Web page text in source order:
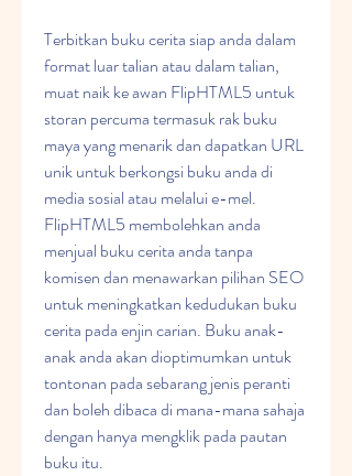
Terbitkan buku cerita siap anda dalam
format luar talian atau dalam talian,
muat naik ke awan FlipHTML5 untuk
storan percuma termasuk rak buku
maya yang menarik dan dapatkan URL
unik untuk berkongsi buku anda di
media sosial atau melalui e-mel.
FlipHTML5 membolehkan anda
menjual buku cerita anda tanpa
komisen dan menawarkan pilihan SEO
untuk meningkatkan kedudukan buku
cerita pada enjin carian. Buku anak-
anak anda akan dioptimumkan untuk
tontonan pada sebarang jenis peranti
dan boleh dibaca di mana-mana sahaja
dengan hanya mengklik pada pautan
buku itu.